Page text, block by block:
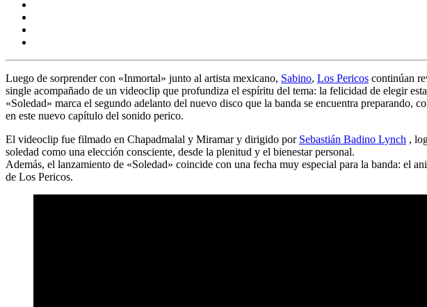
Luego de sorprender con «Inmortal» junto al artista mexicano, Sabino, Los Pericos continúan
single acompañado de un videoclip que profundiza el espíritu del tema: la felicidad de elegir
«Soledad» marca el segundo adelanto del nuevo disco que la banda se encuentra preparando,
en este nuevo capítulo del sonido perico.
El videoclip fue filmado en Chapadmalal y Miramary dirigido por Sebastián Badino Lynch ,
soledad como una elección consciente, desde la plenitud y el bienestar personal.
Además, el lanzamiento de «Soledad» coincide con una fecha muy especial para la banda: el
de Los Pericos.